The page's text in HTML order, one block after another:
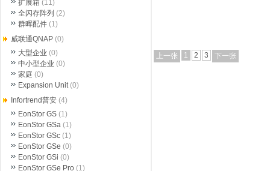
上一张 1 2 3 下一张
扩展箱 (11)
全闪存阵列 (2)
群晖配件 (1)
威联通QNAP (0)
大型企业 (0)
中小型企业 (0)
家庭 (0)
Expansion Unit(0)
Infortrend普安 (4)
EonStor GS (1)
EonStor GSa (1)
EonStor GSc (1)
EonStor GSe (0)
EonStor GSi (0)
EonStor GSe Pro (1)